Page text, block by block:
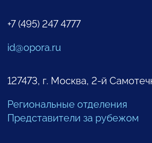
+7 (495) 247 4777
id@opora.ru
127473, г. Москва, 2-й
Региональные отделения
Представители за рубежом